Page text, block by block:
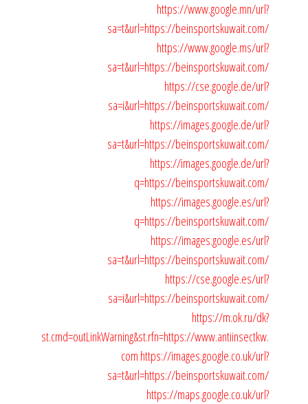
https://www.google.mn/url?
sa=t&url=https://beinsportskuwait.com/
https://www.google.ms/url?
sa=t&url=https://beinsportskuwait.com/
https://cse.google.de/url?
sa=i&url=https://beinsportskuwait.com/
https://images.google.de/url?
sa=t&url=https://beinsportskuwait.com/
https://images.google.de/url?
q=https://beinsportskuwait.com/
https://images.google.es/url?
q=https://beinsportskuwait.com/
https://images.google.es/url?
sa=t&url=https://beinsportskuwait.com/
https://cse.google.es/url?
sa=i&url=https://beinsportskuwait.com/
https://m.ok.ru/dk?
st.cmd=outLinkWarning&st.rfn=https://www.antiinsectkw.
com https://images.google.co.uk/url?
sa=t&url=https://beinsportskuwait.com/
https://maps.google.co.uk/url?